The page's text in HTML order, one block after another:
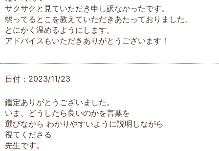
サクサクと見ていただき申し訳なかったです。
弱ってるとこを教えていただきあたっておりました。
とにかく温めるようにします。
アドバイスもいただきありがとうございます！
日付：2023/11/23
鑑定ありがとうございました。
いま、どうしたら良いのかを言葉を
選びながら わかりやすいように説明しながら
視てくださる
先生です。